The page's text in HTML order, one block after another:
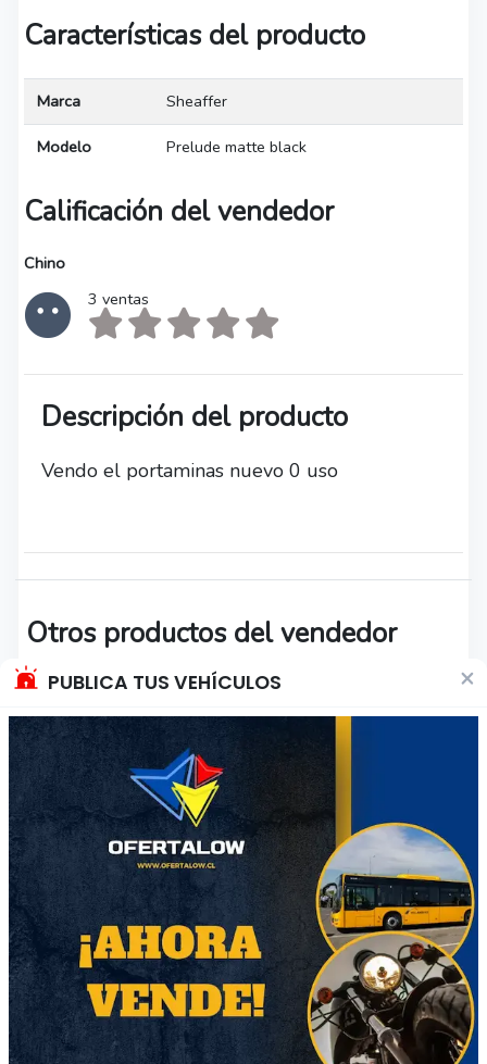
PUBLICA TUS VEHÍCULOS ×
Características del producto
Marca Sheaffer
Modelo Prelude matte black
Calificación del vendedor
Chino
3 ventas
Descripción del producto
Vendo el portaminas nuevo 0 uso
Otros productos del vendedor
41
Alien nueva
generación 19 cm.
$25.000
Región Metropolitana
Producto Usado
29
Moto Hot Weels
Ferenceo
$12.000
Región Metropolitana
Producto Usado